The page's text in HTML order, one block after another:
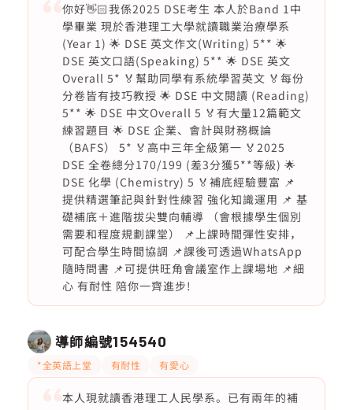
你好👋🏻我係2025 DSE考生 本人於Band 1中
學畢業 現於香港理工大學就讀職業治療學系
(Year 1) 🌟 DSE 英文作文(Writing) 5** 🌟
DSE 英文口語(Speaking) 5** 🌟 DSE 英文
Overall 5* 🏅幫助同學有系統學習英文 🏅每份
分卷皆有技巧教授 🌟 DSE 中文閱讀 (Reading)
5** 🌟 DSE 中文Overall 5 🏅有大量12篇範文
練習題目 🌟 DSE 企業、會計與財務概論
（BAFS） 5* 🏅高中三年全級第一 🏅2025
DSE 全卷總分170/199 (差3分獲5**等級) 🌟
DSE 化學 (Chemistry) 5 🏅補底經驗豐富 📌
提供精選筆記與針對性練習 強化知識運用 📌 基
礎補底＋進階拔尖雙向輔導 （會根據學生個別
需要和程度規劃課堂） 📌上課時間彈性安排，
可配合學生時間協調 📌課後可透過WhatsApp
隨時問書 📌可提供旺角會議室作上課場地 📌細
心 有耐性 陪你一齊進步!
導師編號154540
*全英語上堂 有耐性 有愛心
本人現就讀香港理工人民學系。已有兩年的補